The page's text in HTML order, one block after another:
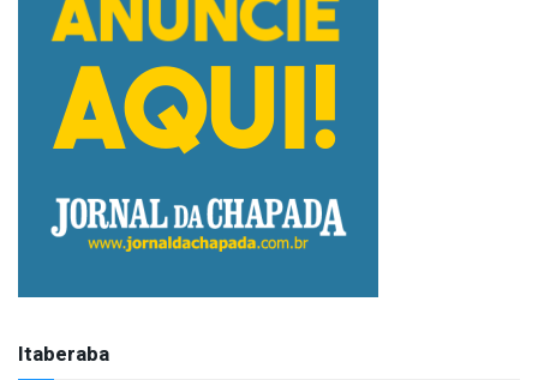
Itaberaba